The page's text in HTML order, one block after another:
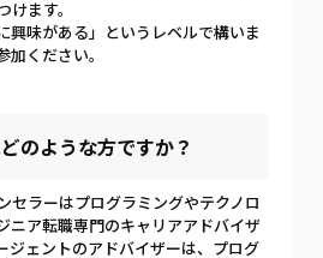
けます。
興味がある」というレベルで構いま
加ください。
のような方ですか？
セラーはプログラミングやテクノロ
ニア転職専門のキャリアアドバイザ
ジェントのアドバイザーは、プログ